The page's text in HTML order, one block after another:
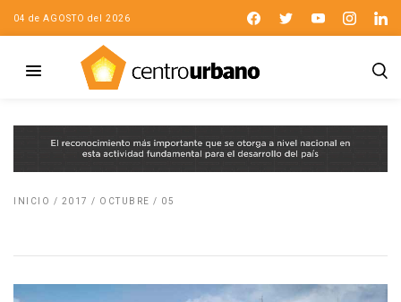
04 de AGOSTO del 2026
INICIO / 2017 / OCTUBRE / 05